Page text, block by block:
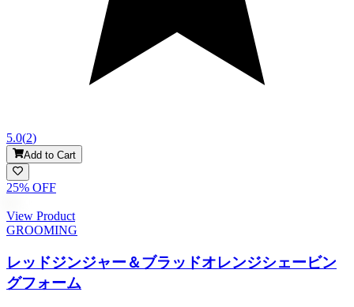
5.0(2)
Add to Cart
25% OFF
View Product
GROOMING
レッドジンジャー＆ブラッドオレンジシェービン
グフォーム